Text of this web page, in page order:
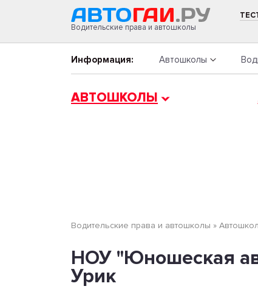
Водительские права и автошколы
Информация: Автошколы
АВТОШКОЛЫ
Водительские права и автошколы »
НОУ "Юношеская
Урик